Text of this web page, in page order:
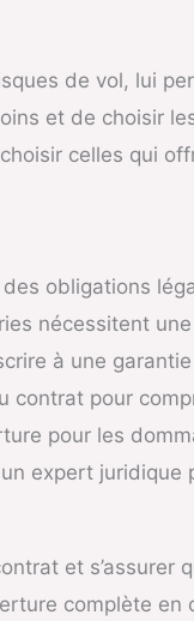
de vol, lui
et de choisir
celles qui
obligations
nécessitent
à une
contrat pour
pour les
expert juridique
et s’assurer
complète en